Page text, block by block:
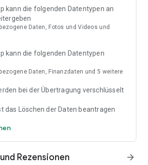
Themen, hier triffst du Leute und
kennenlernen zu können und echte
zu führen. Knuddels macht es leicht, neue
Kontakte finden, regelmäßig schreiben,
für Schritt Freunde kennenlernen. Im
entspannt neue Leute kennenlernen,
du täglich chatten, neue Kontakte
und Dating haben. Auch Freunde
und unkompliziert
Ort für Dating, Flirt und echte
kann die folgenden Datentypen an
Daten, Fotos und Videos und
kann die folgenden Datentypen
Daten, Finanzdaten und 5 weitere
bei der Übertragung verschlüsselt
das Löschen der Daten beantragen
Rezensionen arrow_forward